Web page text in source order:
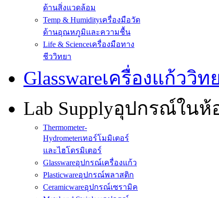
ด้านสิ่งแวดล้อม
Temp & Humidityเครื่องมือวัด
ด้านอุณหภูมิและความชื้น
Life & Scienceเครื่องมือทาง
ชีววิทยา
Glasswareเครื่องแก้ววิท
Lab Supplyอุปกรณ์ในห้
Thermometer-
Hydrometerเทอร์โมมิเตอร์
และไฮโดรมิเตอร์
Glasswareอุปกรณ์เครื่องแก้ว
Plasticwareอุปกรณ์พลาสติก
Ceramicwareอุปกรณ์เซรามิค